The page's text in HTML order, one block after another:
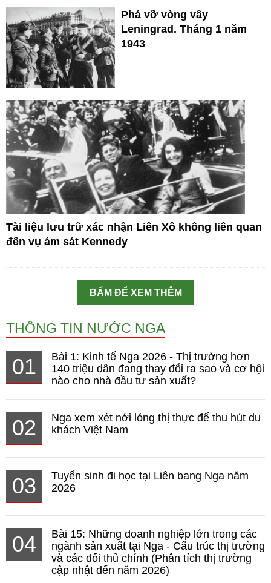
Phá vỡ vòng vây
Leningrad. Tháng 1 năm
1943
Tài liệu lưu trữ xác nhận Liên Xô không liên quan
đến vụ ám sát Kennedy
BẤM ĐỂ XEM THÊM
THÔNG TIN NƯỚC NGA
01
Bài 1: Kinh tế Nga 2026 - Thị trường hơn
140 triệu dân đang thay đổi ra sao và cơ hội
nào cho nhà đầu tư sản xuất?
02
Nga xem xét nới lỏng thị thực để thu hút du
khách Việt Nam
03
Tuyển sinh đi học tại Liên bang Nga năm
2026
04
Bài 15: Những doanh nghiệp lớn trong các
ngành sản xuất tại Nga - Cấu trúc thị trường
và các đối thủ chính (Phân tích thị trường
cập nhật đến năm 2026)